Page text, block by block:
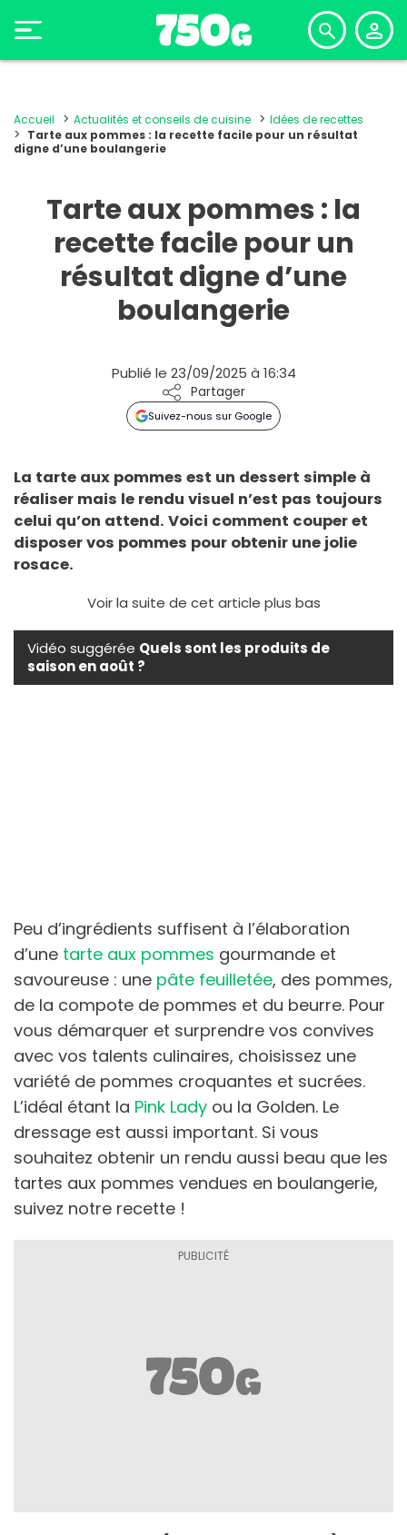
Accueil Actualités et conseils de cuisine
Idées de recettes
Tarte aux pommes : la recette facile pour un résultat
digne d’une boulangerie
Tarte aux pommes : la
recette facile pour un
résultat digne d’une
boulangerie
Publié le 23/09/2025 à 16:34
Partager
Suivez-nous sur Google
La tarte aux pommes est un dessert simple à
réaliser mais le rendu visuel n’est pas toujours
celui qu’on attend. Voici comment couper et
disposer vos pommes pour obtenir une jolie
rosace.
Voir la suite de cet article plus bas
Vidéo suggérée Quels sont les produits de
saison en août ?
Peu d’ingrédients suffisent à l’élaboration
d’une tarte aux pommes gourmande et
savoureuse : une pâte feuilletée, des pommes,
de la compote de pommes et du beurre. Pour
vous démarquer et surprendre vos convives
avec vos talents culinaires, choisissez une
variété de pommes croquantes et sucrées.
L’idéal étant la Pink Lady ou la Golden. Le
dressage est aussi important. Si vous
souhaitez obtenir un rendu aussi beau que les
tartes aux pommes vendues en boulangerie,
suivez notre recette !